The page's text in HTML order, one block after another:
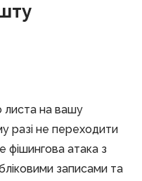
листа на вашу
разі не переходити
фішингова атака з
записами та